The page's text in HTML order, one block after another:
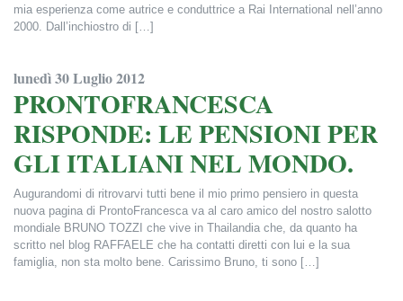
mia esperienza come autrice e conduttrice a Rai International nell’anno
2000. Dall’inchiostro di […]
lunedì 30 Luglio 2012
PRONTOFRANCESCA
RISPONDE: LE PENSIONI PER
GLI ITALIANI NEL MONDO.
Augurandomi di ritrovarvi tutti bene il mio primo pensiero in questa
nuova pagina di ProntoFrancesca va al caro amico del nostro salotto
mondiale BRUNO TOZZI che vive in Thailandia che, da quanto ha
scritto nel blog RAFFAELE che ha contatti diretti con lui e la sua
famiglia, non sta molto bene. Carissimo Bruno, ti sono […]